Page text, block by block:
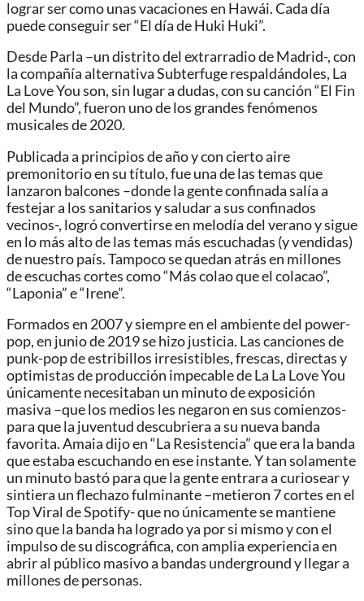
lograr ser como unas vacaciones en Hawái. Cada día
puede conseguir ser “El día de Huki Huki”.
Desde Parla –un distrito del extrarradio de Madrid-, con
la compañía alternativa Subterfuge respaldándoles, La
La Love You son, sin lugar a dudas, con su canción “El Fin
del Mundo”, fueron uno de los grandes fenómenos
musicales de 2020.
Publicada a principios de año y con cierto aire
premonitorio en su título, fue una de las temas que
lanzaron balcones –donde la gente confinada salía a
festejar a los sanitarios y saludar a sus confinados
vecinos-, logró convertirse en melodía del verano y sigue
en lo más alto de las temas más escuchadas (y vendidas)
de nuestro país. Tampoco se quedan atrás en millones
de escuchas cortes como “Más colao que el colacao”,
“Laponia” e “Irene”.
Formados en 2007 y siempre en el ambiente del power-
pop, en junio de 2019 se hizo justicia. Las canciones de
punk-pop de estribillos irresistibles, frescas, directas y
optimistas de producción impecable de La La Love You
únicamente necesitaban un minuto de exposición
masiva –que los medios les negaron en sus comienzos-
para que la juventud descubriera a su nueva banda
favorita. Amaia dijo en “La Resistencia” que era la banda
que estaba escuchando en ese instante. Y tan solamente
un minuto bastó para que la gente entrara a curiosear y
sintiera un flechazo fulminante –metieron 7 cortes en el
Top Viral de Spotify- que no únicamente se mantiene
sino que la banda ha logrado ya por si mismo y con el
impulso de su discográfica, con amplia experiencia en
abrir al público masivo a bandas underground y llegar a
millones de personas.